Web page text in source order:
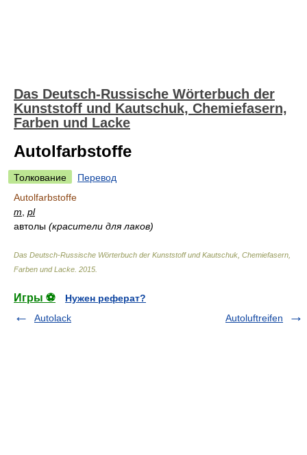
Das Deutsch-Russische Wörterbuch der
Kunststoff und Kautschuk, Chemiefasern,
Farben und Lacke
Autolfarbstoffe
Толкование
Перевод
Autolfarbstoffe
m pl
автолы (красители для лаков)
Das Deutsch-Russische Wörterbuch der Kunststoff und Kautschuk, Chemiefasern,
Farben und Lacke 2015
Игры ⚽
Нужен реферат?
Autolack
Autoluftreifen